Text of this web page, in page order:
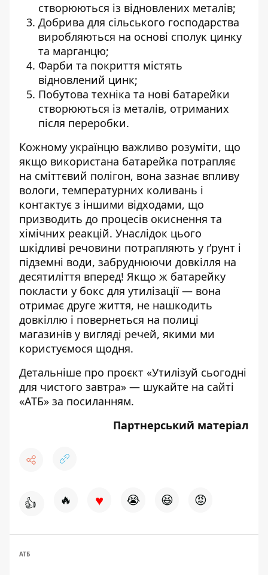
створюються із відновлених металів;
Добрива для сільського господарства
виробляються на основі сполук цинку
та марганцю;
Фарби та покриття містять
відновлений цинк;
Побутова техніка та нові батарейки
створюються із металів, отриманих
після переробки.
Кожному українцю важливо розуміти, що
якщо використана батарейка потрапляє
на сміттєвий полігон, вона зазнає впливу
вологи, температурних коливань і
контактує з іншими відходами, що
призводить до процесів окиснення та
хімічних реакцій. Унаслідок цього
шкідливі речовини потрапляють у ґрунт і
підземні води, забруднюючи довкілля на
десятиліття вперед! Якщо ж батарейку
покласти у бокс для утилізації — вона
отримає друге життя, не нашкодить
довкіллю і повернеться на полиці
магазинів у вигляді речей, якими ми
користуємося щодня.
Детальніше про проєкт «Утилізуй сьогодні
для чистого завтра» — шукайте на сайті
«АТБ» за посиланням.
Партнерський матеріал
👍 🔥 ♥ 😭 😆 😡
АТБ